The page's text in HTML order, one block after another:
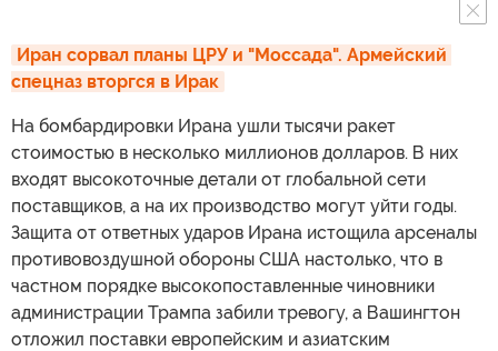
Иран сорвал планы ЦРУ и "Моссада". Армейский
спецназ вторгся в Ирак
На бомбардировки Ирана ушли тысячи ракет
стоимостью в несколько миллионов долларов. В них
входят высокоточные детали от глобальной сети
поставщиков, а на их производство могут уйти годы.
Защита от ответных ударов Ирана истощила арсеналы
противовоздушной обороны США настолько, что в
частном порядке высокопоставленные чиновники
администрации Трампа забили тревогу, а Вашингтон
отложил поставки европейским и азиатским